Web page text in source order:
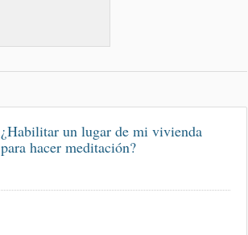
¿Habilitar un lugar de mi vivienda
para hacer meditación?